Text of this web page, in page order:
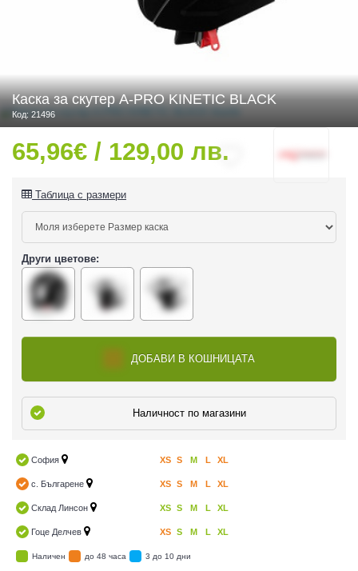
Каска за скутер A-PRO KINETIC BLACK
Код: 21496
65,96€ / 129,00 лв.
Таблица с размери
Други цветове:
ДОБАВИ В КОШНИЦАТА
Наличност по магазини
София XS S M L XL
с. Българене XS S M L XL
Склад Линсон XS S M L XL
Гоце Делчев XS S M L XL
Наличен до 48 часа 3 до 10 дни